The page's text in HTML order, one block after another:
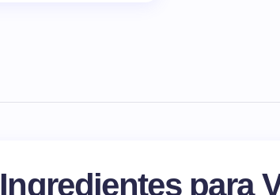
Ingredientes para